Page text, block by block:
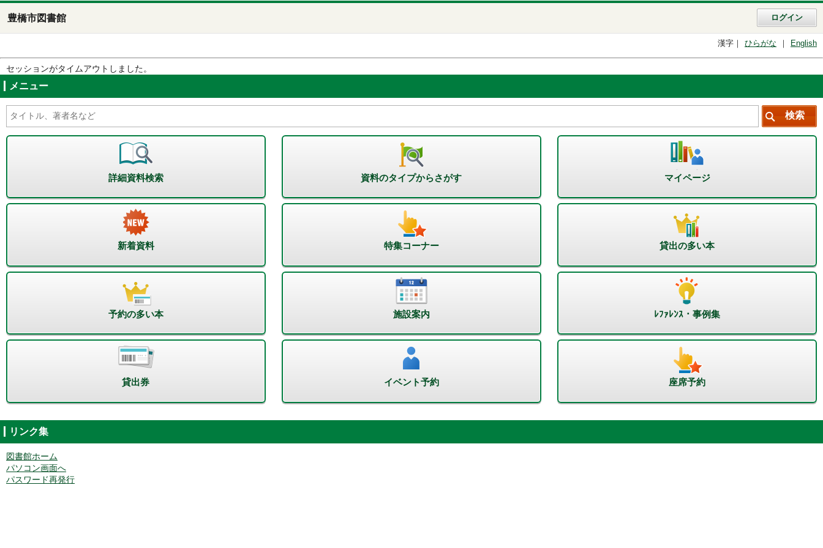
豊橋市図書館 ログイン
漢字 ひらがな English
セッションがタイムアウトしました。
メニュー
詳細資料検索 資料のタイプからさがす マイページ
新着資料 特集コーナー 貸出の多い本
予約の多い本 施設案内 ﾚﾌｧﾚﾝｽ・事例集
貸出券 イベント予約 座席予約
リンク集
図書館ホーム
パソコン画面へ
パスワード再発行